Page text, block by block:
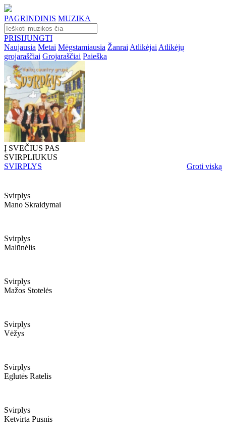
PAGRINDINIS MUZIKA
PRISIJUNGTI
Naujausia Metai Mėgstamiausia Žanrai Atlikėjai Atlikėjų
grojaraščiai Grojaraščiai Paieška
Į SVEČIUS PAS
SVIRPLIUKUS
SVIRPLYS
Groti viską
Svirplys
Mano Skraidymai
Svirplys
Malūnėlis
Svirplys
Mažos Stotelės
Svirplys
Vėžys
Svirplys
Eglutės Ratelis
Svirplys
Ketvirta Pusnis